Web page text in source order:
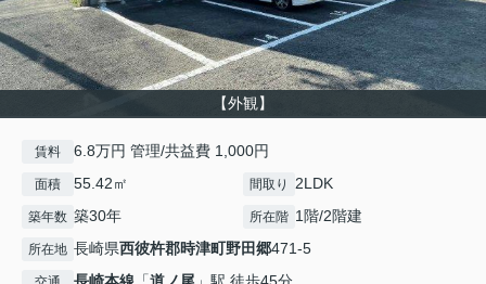
【外観】
賃料 6.8万円 管理/共益費 1,000円
面積 55.42㎡ 間取り 2LDK
築年数 築30年 所在階 1階/2階建
所在地 長崎県西彼杵郡時津町野田郷471-5